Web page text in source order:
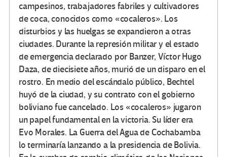
campesinos, trabajadores fabriles y cultivadores
de coca, conocidos como «cocaleros». Los
disturbios y las huelgas se expandieron a otras
ciudades. Durante la represión militar y el estado
de emergencia declarado por Banzer, Víctor Hugo
Daza, de diecisiete años, murió de un disparo en el
rostro. En medio del escándalo público, Bechtel
huyó de la ciudad, y su contrato con el gobierno
boliviano fue cancelado. Los «cocaleros» jugaron
un papel fundamental en la victoria. Su líder era
Evo Morales. La Guerra del Agua de Cochabamba
lo terminaría lanzando a la presidencia de Bolivia.